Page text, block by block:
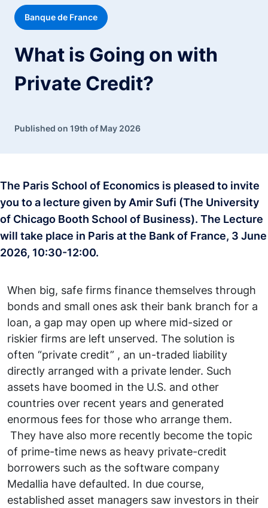
Banque de France
What is Going on with
Private Credit?
Published on 19th of May 2026
The Paris School of Economics is pleased to invite
you to a lecture given by Amir Sufi (The University
of Chicago Booth School of Business). The Lecture
will take place in Paris at the Bank of France, 3 June
2026, 10:30-12:00.
When big, safe firms finance themselves through
bonds and small ones ask their bank branch for a
loan, a gap may open up where mid-sized or
riskier firms are left unserved. The solution is
often “private credit” , an un-traded liability
directly arranged with a private lender. Such
assets have boomed in the U.S. and other
countries over recent years and generated
enormous fees for those who arrange them.
They have also more recently become the topic
of prime-time news as heavy private-credit
borrowers such as the software company
Medallia have defaulted. In due course,
established asset managers saw investors in their